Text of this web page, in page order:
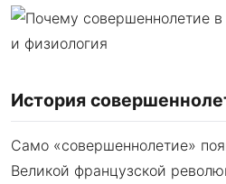
История
Само «совершеннолетие»
Великой французской